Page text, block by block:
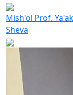
Mish'ol Prof.
Sheva